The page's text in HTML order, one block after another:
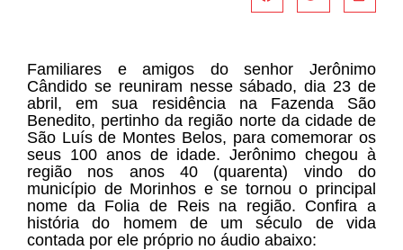
Familiares e amigos do senhor Jerônimo
Cândido se reuniram nesse sábado, dia 23 de
abril, em sua residência na Fazenda São
Benedito, pertinho da região norte da cidade de
São Luís de Montes Belos, para comemorar os
seus 100 anos de idade. Jerônimo chegou à
região nos anos 40 (quarenta) vindo do
município de Morinhos e se tornou o principal
nome da Folia de Reis na região. Confira a
história do homem de um século de vida
contada por ele próprio no áudio abaixo: